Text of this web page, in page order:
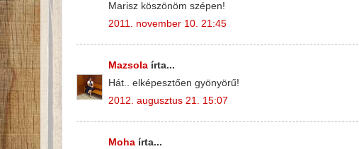
Marisz köszönöm szépen!
2011. november 10. 21:45
Mazsola írta...
Hát.. elképesztően gyönyörű!
2012. augusztus 21. 15:07
Moha írta...